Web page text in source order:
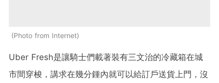
Photo from Internet
Uber Fresh是讓騎士們載著裝有三文治的冷藏箱在城
市間穿梭，講求在幾分鍾內就可以給訂戶送貨上門，沒